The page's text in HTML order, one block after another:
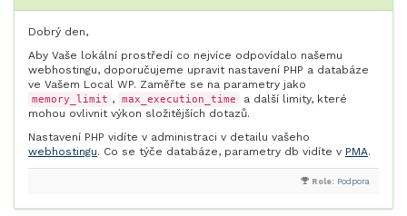
Dobrý den,
Aby Vaše lokální prostředí co nejvíce odpovídalo našemu
webhostingu, doporučujeme upravit nastavení PHP a databáze
ve Vašem Local WP. Zaměřte se na parametry jako
memory_limit , max_execution_time
a další limity, které
mohou ovlivnit výkon složitějších dotazů.
Nastavení PHP vidíte v administraci v detailu vašeho
webhostingu. Co se týče databáze, parametry db vidíte v PMA.
Role: Podpora